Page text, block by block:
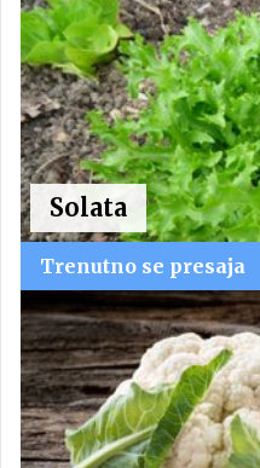
Solata
Trenutno se presaja